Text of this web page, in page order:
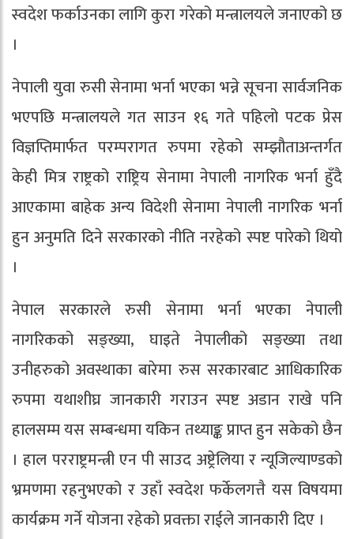
स्वदेश फर्काउनका लागि कुरा गरेको मन्त्रालयले जनाएको छ
।
नेपाली युवा रुसी सेनामा भर्ना भएका भन्ने सूचना सार्वजनिक
भएपछि मन्त्रालयले गत साउन १६ गते पहिलो पटक प्रेस
विज्ञप्तिमार्फत परम्परागत रुपमा रहेको सम्झौताअन्तर्गत
केही मित्र राष्ट्रको राष्ट्रिय सेनामा नेपाली नागरिक भर्ना हुँदै
आएकामा बाहेक अन्य विदेशी सेनामा नेपाली नागरिक भर्ना
हुन अनुमति दिने सरकारको नीति नरहेको स्पष्ट पारेको थियो
।
नेपाल सरकारले रुसी सेनामा भर्ना भएका नेपाली
नागरिकको सङ्ख्या, घाइते नेपालीको सङ्ख्या तथा
उनीहरुको अवस्थाका बारेमा रुस सरकारबाट आधिकारिक
रुपमा यथाशीघ्र जानकारी गराउन स्पष्ट अडान राखे पनि
हालसम्म यस सम्बन्धमा यकिन तथ्याङ्क प्राप्त हुन सकेको छैन
। हाल परराष्ट्रमन्त्री एन पी साउद अष्ट्रेलिया र न्यूजिल्याण्डको
भ्रमणमा रहनुभएको र उहाँ स्वदेश फर्केलगत्तै यस विषयमा
कार्यक्रम गर्ने योजना रहेको प्रवक्ता राईले जानकारी दिए ।